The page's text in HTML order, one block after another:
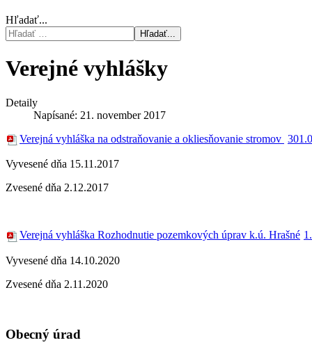
Hľadať...
Hľadať...
Verejné vyhlášky
Detaily
Napísané: 21. november 2017
Verejná vyhláška na odstraňovanie a okliesňovanie stromov
Vyvesené dňa 15.11.2017
Zvesené dňa 2.12.2017
Verejná vyhláška Rozhodnutie pozemkových úprav k.ú. Hrašné
Vyvesené dňa 14.10.2020
Zvesené dňa 2.11.2020
Obecný úrad